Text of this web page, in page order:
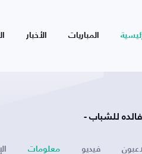
المباريات الأخبار
للشباب -
فيديو معلومات